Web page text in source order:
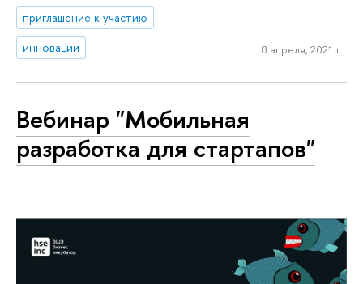
приглашение к участию
инновации
8 апреля, 2021 г.
Вебинар "Мобильная
разработка для стартапов"